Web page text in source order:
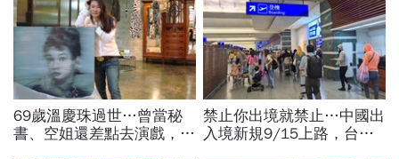
69歲溫慶珠過世…曾當秘
書、空姐還差點去演戲，擁
禁止你出境就禁止…中國出
入境新規9/15上路，台灣